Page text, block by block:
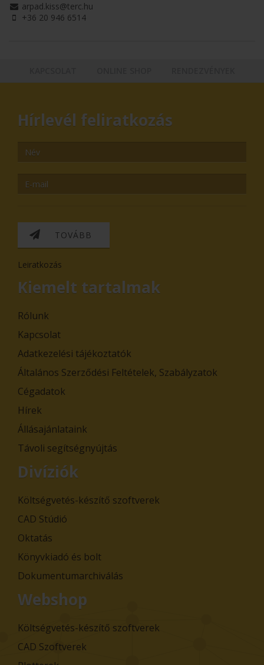
arpad.kiss@terc.hu
+36 20 946 6514
Hírlevél feliratkozás
TOVÁBB
Leiratkozás
Kiemelt tartalmak
Rólunk
Kapcsolat
Adatkezelési tájékoztatók
Általános Szerződési Feltételek, Szabályzatok
Cégadatok
Hírek
Állásajánlataink
Távoli segítségnyújtás
Divíziók
Költségvetés-készítő szoftverek
CAD Stúdió
Oktatás
Könyvkiadó és bolt
Dokumentumarchiválás
Webshop
Költségvetés-készítő szoftverek
CAD Szoftverek